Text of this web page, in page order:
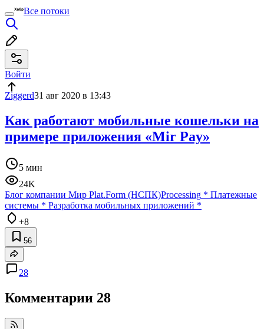
Все потоки
Войти
Ziggerd31 авг 2020 в 13:43
Как работают мобильные кошельки на
примере приложения «Mir Pay»
5 мин
24K
Блог компании Мир Plat.Form (НСПК)Processing * Платежные
системы * Разработка мобильных приложений *
+8
56
28
Комментарии 28